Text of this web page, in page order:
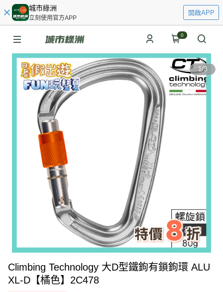
城市綠洲
立刻使用官方APP
開啟APP
0
1/3
Climbing Technology 大D型鐵鉤有鎖鉤環 ALU
XL-D【橘色】2C478